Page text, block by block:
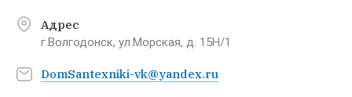
Адрес
г.Волгодонск, ул.Морская, д. 15Н/1
DomSantexniki-vk@yandex.ru